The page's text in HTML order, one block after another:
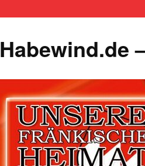
Habewind.de